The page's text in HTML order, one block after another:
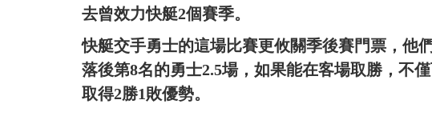
去曾效力快艇2個賽季。
快艇交手勇士的這場比賽更攸關季後賽門票，他
落後第8名的勇士2.5場，如果能在客場取勝，不
取得2勝1敗優勢。